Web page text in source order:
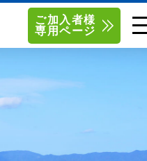
）
0138-34-2525
南東北センター(福島)
ご加入者様
専用ページ